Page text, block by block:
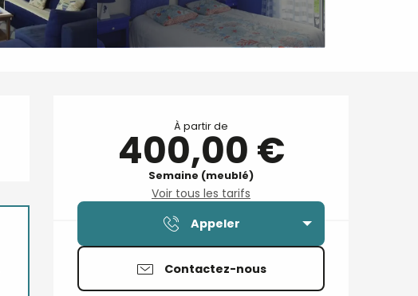
Ouverture et coordonnées
À partir de
400,00 €
Semaine (meublé)
Voir tous les tarifs
Appeler
Contactez-nous